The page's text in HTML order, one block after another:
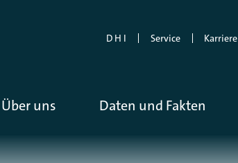
D H I Service Karriere
Über uns Daten und Fakten